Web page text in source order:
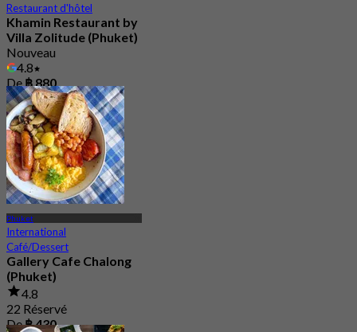
Restaurant d'hôtel
Khamin Restaurant by
Villa Zolitude (Phuket)
Nouveau
4.8
De ฿ 880
Phuket
International
Café/Dessert
Gallery Cafe Chalong
(Phuket)
4.8
22 Réservé
De฿ 430